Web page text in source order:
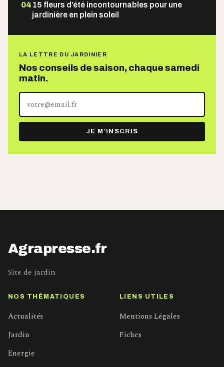
04 15 fleurs d’été incontournables pour une
jardinière en plein soleil
LA LETTRE DU JARDINIER
Nos conseils de saison, chaque samedi
matin.
adresse
e-
mail
JE M’INSCRIS
Agrapresse.fr
Site de jardin
NOS THÉMATIQUES
Actualités
Jardin
Energie
LIENS UTILES
Mentions Légales
Fiches